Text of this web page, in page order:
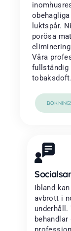
luktspår.
porösa
Våra
fullständig
tobaksdoft.
Ibland
avbrott i